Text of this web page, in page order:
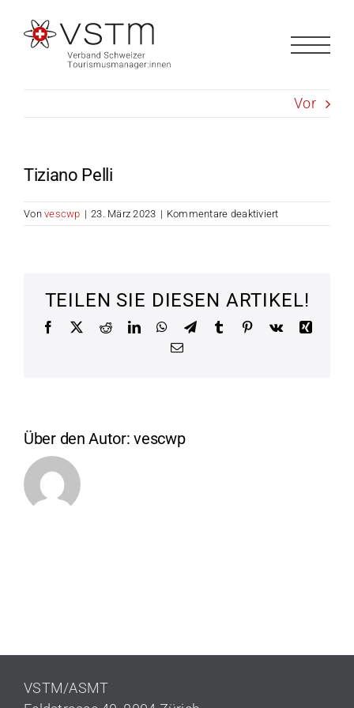
Inhalt
springen
Vor
Tiziano Pelli
Vonvescwp | 23. März 2023 | Kommentare deaktiviertfür
Tiziano
TEILEN SIE DIESEN ARTIKEL!
Facebook RedditLinkedInWhatsApp
TelegramTumblr Pinterest
Vk
Xing
E-
Über den Autor:vescwp
VSTM/ASMT